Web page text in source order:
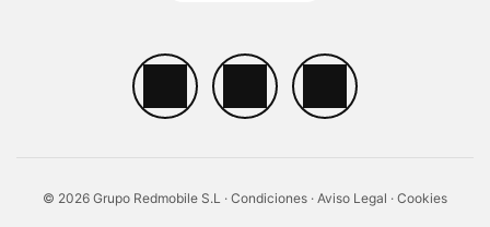
© 2026 Grupo Redmobile S.L · Condiciones · Aviso Legal · Cookies